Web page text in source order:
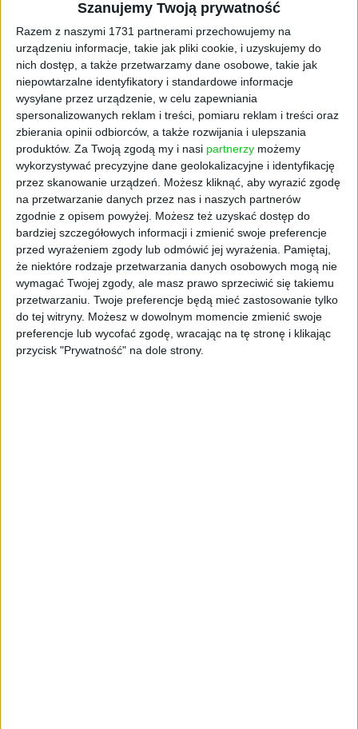
Szanujemy Twoją prywatność
Razem z naszymi 1731 partnerami przechowujemy na
urządzeniu informacje, takie jak pliki cookie, i uzyskujemy do
nich dostęp, a także przetwarzamy dane osobowe, takie jak
niepowtarzalne identyfikatory i standardowe informacje
wysyłane przez urządzenie, w celu zapewniania
spersonalizowanych reklam i treści, pomiaru reklam i treści oraz
zbierania opinii odbiorców, a także rozwijania i ulepszania
produktów. Za Twoją zgodą my i nasi partnerzy możemy
wykorzystywać precyzyjne dane geolokalizacyjne i identyfikację
przez skanowanie urządzeń. Możesz kliknąć, aby wyrazić zgodę
na przetwarzanie danych przez nas i naszych partnerów
zgodnie z opisem powyżej. Możesz też uzyskać dostęp do
bardziej szczegółowych informacji i zmienić swoje preferencje
przed wyrażeniem zgody lub odmówić jej wyrażenia.
Pamiętaj,
że niektóre rodzaje przetwarzania danych osobowych mogą nie
wymagać Twojej zgody, ale masz prawo sprzeciwić się takiemu
przetwarzaniu. Twoje preferencje będą mieć zastosowanie tylko
do tej witryny. Możesz w dowolnym momencie zmienić swoje
preferencje lub wycofać zgodę, wracając na tę stronę i klikając
przycisk "Prywatność" na dole strony.
AKTUALNOŚCI
Frankowicze nie odpuszczają.
Spełnia się czarny scenariusz
banków
Adrian Goska 06.12.2023